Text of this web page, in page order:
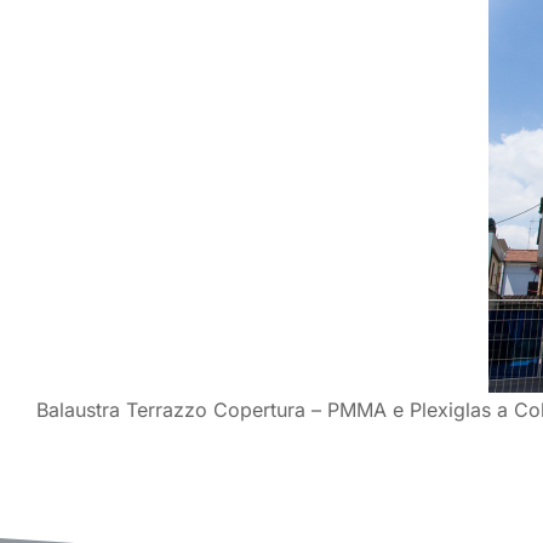
Balaustra Terrazzo Copertura – PMMA e Plexiglas a